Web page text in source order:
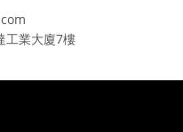
工業大廈7樓